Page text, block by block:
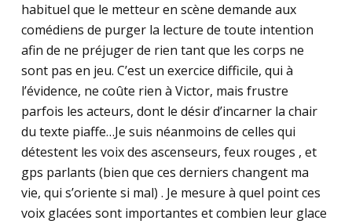
habituel que le metteur en scène demande aux
comédiens de purger la lecture de toute intention
afin de ne préjuger de rien tant que les corps ne
sont pas en jeu. C’est un exercice difficile, qui à
l’évidence, ne coûte rien à Victor, mais frustre
parfois les acteurs, dont le désir d’incarner la chair
du texte piaffe…Je suis néanmoins de celles qui
détestent les voix des ascenseurs, feux rouges , et
gps parlants (bien que ces derniers changent ma
vie, qui s’oriente si mal) . Je mesure à quel point ces
voix glacées sont importantes et combien leur glace